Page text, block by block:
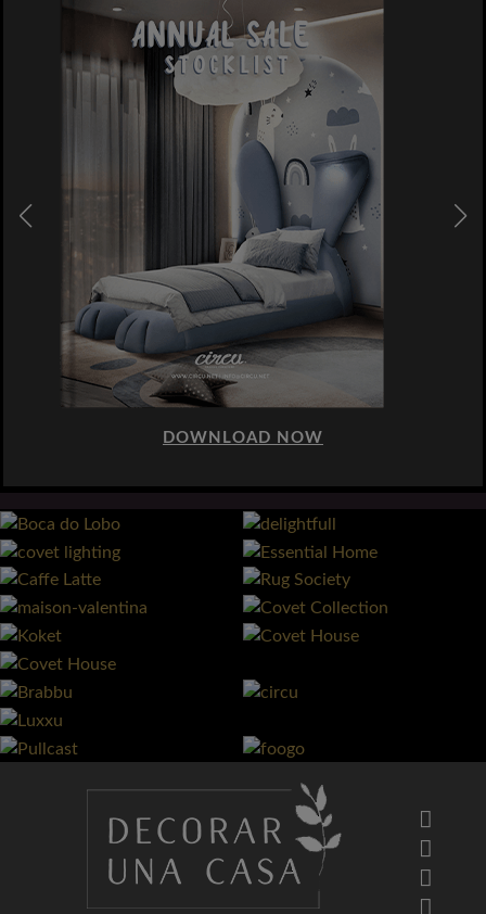
DOWNLOAD NOW